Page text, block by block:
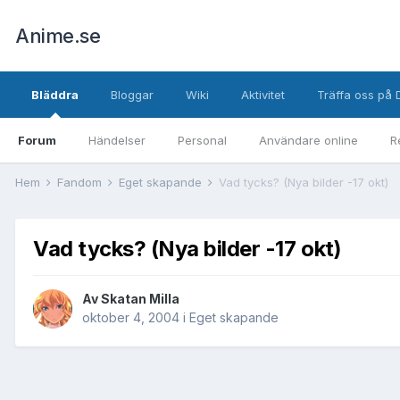
Anime.se
Bläddra
Forum Händelser Personal Användare online
Bloggar Wiki Aktivitet Träffa oss på
Hem Fandom Eget skapande Vad tycks? (Nya bilder -17 okt)
Vad tycks? (Nya bilder -17 okt)
AvSkatan Milla
oktober 4, 2004 i Eget skapande